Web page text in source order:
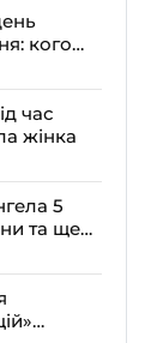
кого
які
час
жінка
5
та ще
і що не
дня